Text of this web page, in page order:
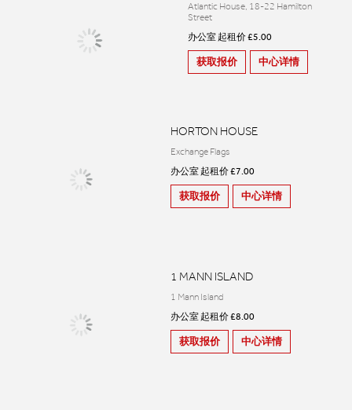
Atlantic House, 18-22 Hamilton
Street
办公室 起租价 £5.00
获取报价 中心详情
HORTON HOUSE
Exchange Flags
办公室 起租价 £7.00
获取报价 中心详情
1 MANN ISLAND
1 Mann Island
办公室 起租价 £8.00
获取报价 中心详情